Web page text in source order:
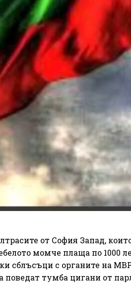
от София Запад,
момче плаща по 1000
сблъсъци с органите на
тумба цигани от